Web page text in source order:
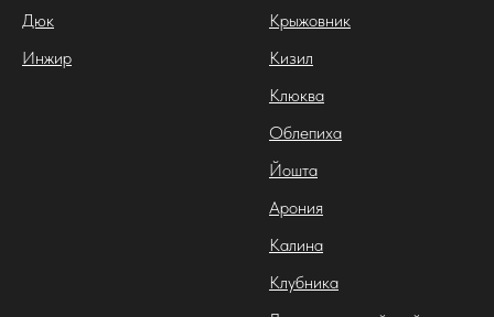
Дюк
Инжир
Крыжовник
Кизил
Клюква
Облепиха
Йошта
Арония
Калина
Клубника